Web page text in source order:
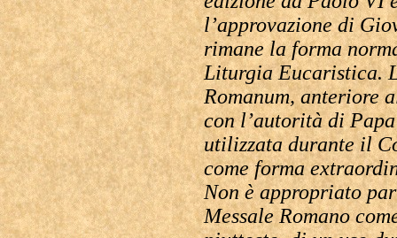
l’approvazione di
rimane la forma
Liturgia Eucaristica.
Romanum, anteriore
con l’autorità di
utilizzata durante il
come forma
Non è appropriato
Messale Romano